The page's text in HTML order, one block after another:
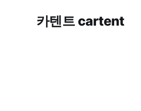
카텐트 cartent